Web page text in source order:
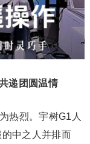
递团圆温情
热烈。宇树G1人
中之人并排而